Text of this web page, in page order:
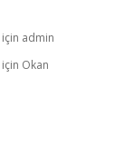
için admin
için Okan